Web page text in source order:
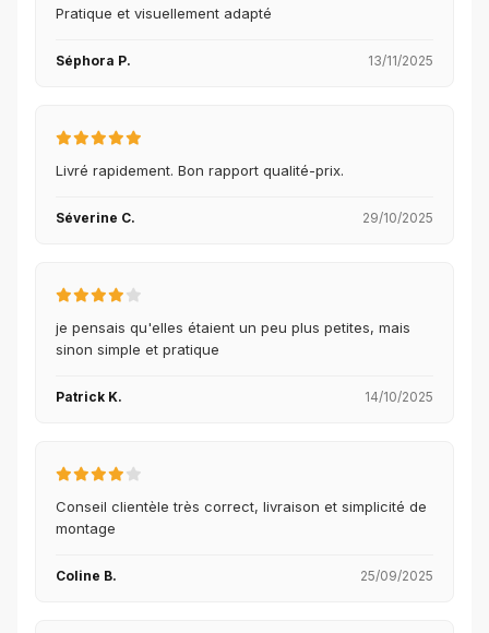
Pratique et visuellement adapté
Séphora P. 13/11/2025
Livré rapidement. Bon rapport qualité-prix.
Séverine C. 29/10/2025
je pensais qu'elles étaient un peu plus petites, mais
sinon simple et pratique
Patrick K. 14/10/2025
Conseil clientèle très correct, livraison et simplicité de
montage
Coline B. 25/09/2025